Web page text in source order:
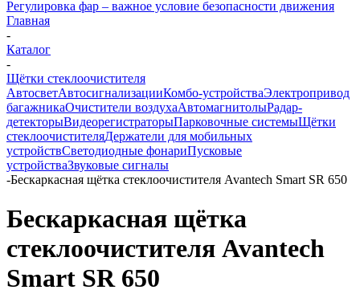
Регулировка фар – важное условие безопасности движения
Главная
-
Каталог
-
Щётки стеклоочистителя
АвтосветАвтосигнализацииКомбо-устройстваЭлектропривод
багажникаОчистители воздухаАвтомагнитолыРадар-
детекторыВидеорегистраторыПарковочные системыЩётки
стеклоочистителяДержатели для мобильных
устройствСветодиодные фонариПусковые
устройстваЗвуковые сигналы
-Бескаркасная щётка стеклоочистителя Avantech Smart SR 650
Бескаркасная щётка
стеклоочистителя Avantech
Smart SR 650